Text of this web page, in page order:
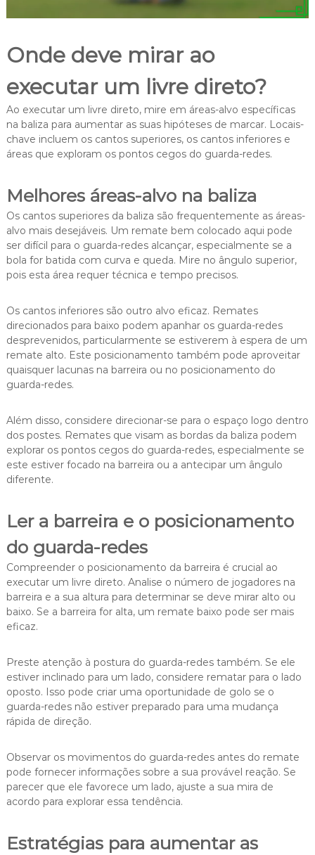
Onde deve mirar ao
executar um livre direto?
Ao executar um livre direto, mire em áreas-alvo específicas
na baliza para aumentar as suas hipóteses de marcar. Locais-
chave incluem os cantos superiores, os cantos inferiores e
áreas que exploram os pontos cegos do guarda-redes.
Melhores áreas-alvo na baliza
Os cantos superiores da baliza são frequentemente as áreas-
alvo mais desejáveis. Um remate bem colocado aqui pode
ser difícil para o guarda-redes alcançar, especialmente se a
bola for batida com curva e queda. Mire no ângulo superior,
pois esta área requer técnica e tempo precisos.
Os cantos inferiores são outro alvo eficaz. Remates
direcionados para baixo podem apanhar os guarda-redes
desprevenidos, particularmente se estiverem à espera de um
remate alto. Este posicionamento também pode aproveitar
quaisquer lacunas na barreira ou no posicionamento do
guarda-redes.
Além disso, considere direcionar-se para o espaço logo dentro
dos postes. Remates que visam as bordas da baliza podem
explorar os pontos cegos do guarda-redes, especialmente se
este estiver focado na barreira ou a antecipar um ângulo
diferente.
Ler a barreira e o posicionamento
do guarda-redes
Compreender o posicionamento da barreira é crucial ao
executar um livre direto. Analise o número de jogadores na
barreira e a sua altura para determinar se deve mirar alto ou
baixo. Se a barreira for alta, um remate baixo pode ser mais
eficaz.
Preste atenção à postura do guarda-redes também. Se ele
estiver inclinado para um lado, considere rematar para o lado
oposto. Isso pode criar uma oportunidade de golo se o
guarda-redes não estiver preparado para uma mudança
rápida de direção.
Observar os movimentos do guarda-redes antes do remate
pode fornecer informações sobre a sua provável reação. Se
parecer que ele favorece um lado, ajuste a sua mira de
acordo para explorar essa tendência.
Estratégias para aumentar as